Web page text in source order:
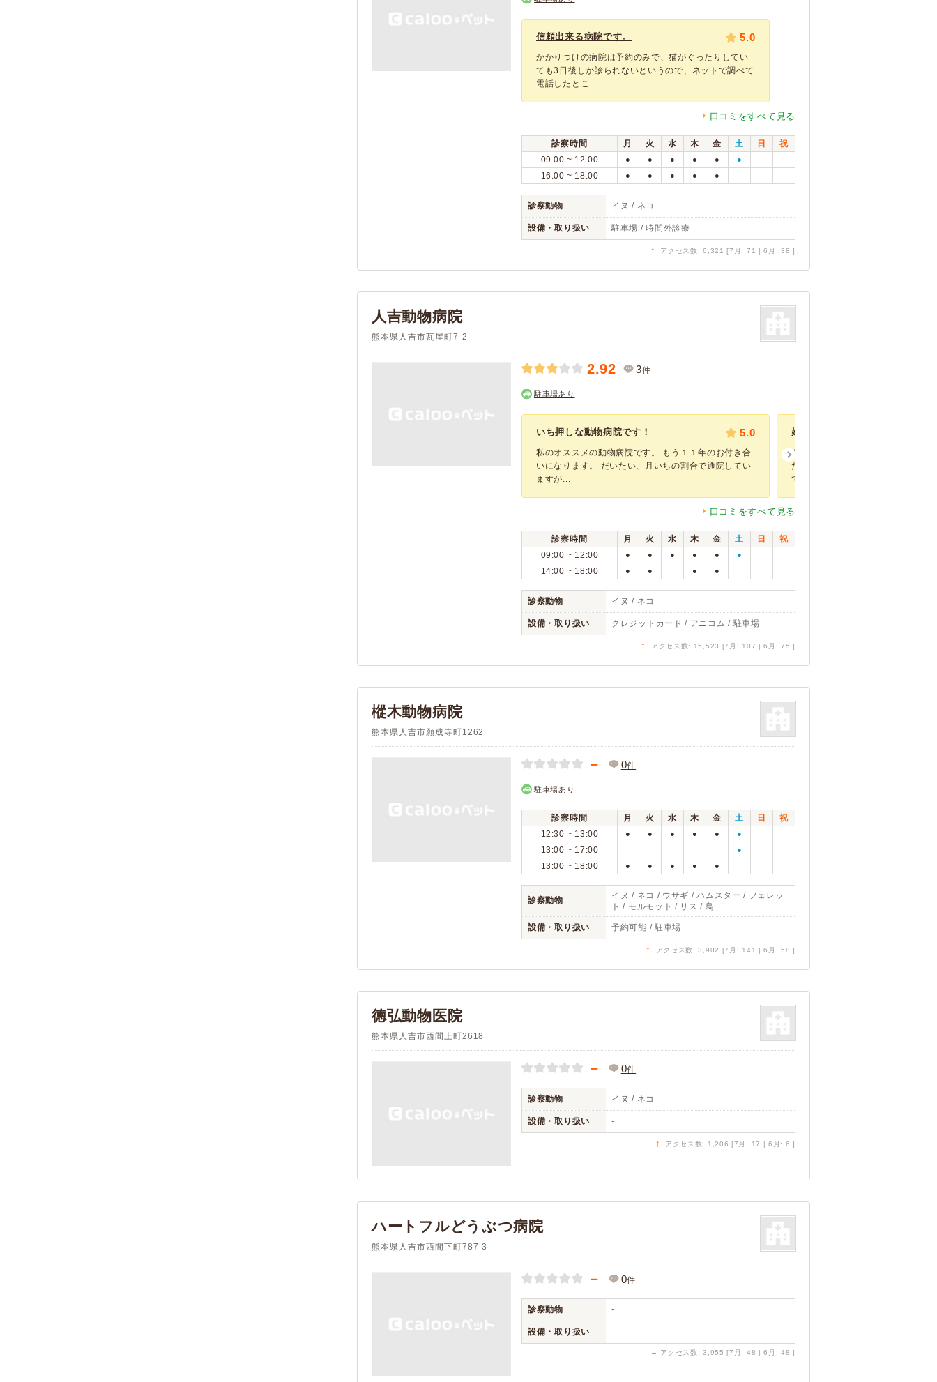
信頼出来る病院です。 5.0
かかりつけの病院は予約のみで、猫がぐったりしてい
ても3日後しか診られないというので、ネットで調べて
電話したとこ...
口コミをすべて見る
診察時間 月 火 水 木 金 土 日
祝
09:00 ~ 12:00
● ● ● ● ● ●
16:00 ~ 18:00 ● ● ● ● ●
診察動物 イヌ / ネコ
設備・取り扱い 駐車場 / 時間外診療
↑ アクセス数: 6,321 [7月: 71 | 6月: 38 ]
人吉動物病院
熊本県人吉市瓦屋町7-2
2.92 3件
駐車場あり
いち押しな動物病院です！ 5.0
私のオススメの動物病院です。 もう１１年のお付き合
いになります。 だいたい、月いちの割合で通院してい
ますが...
妊娠前の検査をしてもらいました
遠方に交配に出すために、健康診断
た。 他の病院にはないような、動
て、血液検...
口コミをすべて見る
診察時間 月 火 水 木 金 土 日
祝
09:00 ~ 12:00
● ● ● ● ● ●
14:00 ~ 18:00 ● ● ● ●
診察動物 イヌ / ネコ
設備・取り扱い クレジットカード / アニコム / 駐車場
↑ アクセス数: 15,523 [7月: 107 | 6月: 75 ]
樅木動物病院
熊本県人吉市願成寺町1262
－ 0件
駐車場あり
診察時間 月 火 水 木 金 土 日
祝
12:30 ~ 13:00
● ● ● ● ● ●
13:00 ~ 17:00 ●
13:00 ~ 18:00 ● ● ● ● ●
診察動物
イヌ / ネコ / ウサギ / ハムスター / フェレッ
ト / モルモット / リス / 鳥
設備・取り扱い 予約可能 / 駐車場
↑ アクセス数: 3,902 [7月: 141 | 6月: 58 ]
徳弘動物医院
熊本県人吉市西間上町2618
－ 0件
診察動物 イヌ / ネコ
設備・取り扱い -
↑ アクセス数: 1,206 [7月: 17 | 6月: 6 ]
ハートフルどうぶつ病院
熊本県人吉市西間下町787-3
－ 0件
診察動物 -
設備・取り扱い -
← アクセス数: 3,955 [7月: 48 | 6月: 48 ]